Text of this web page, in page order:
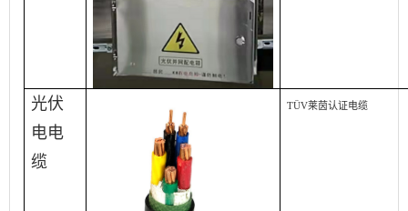
光伏
电电
缆
TÜV莱茵认证电缆